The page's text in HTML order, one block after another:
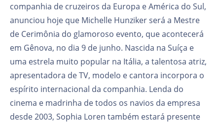
companhia de cruzeiros da Europa e América do Sul,
anunciou hoje que Michelle Hunziker será a Mestre
de Cerimônia do glamoroso evento, que acontecerá
em Gênova, no dia 9 de junho. Nascida na Suíça e
uma estrela muito popular na Itália, a talentosa atriz,
apresentadora de TV, modelo e cantora incorpora o
espírito internacional da companhia. Lenda do
cinema e madrinha de todos os navios da empresa
desde 2003, Sophia Loren também estará presente